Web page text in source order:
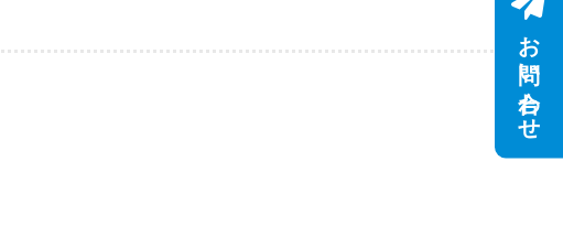
お問い合わせ